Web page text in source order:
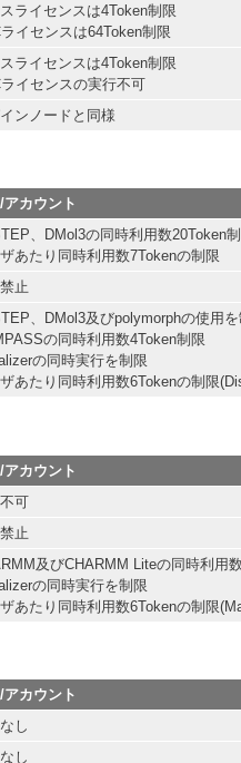
ライセンスは4Token制限
ライセンスは64Token制限
ライセンスは4Token制限
ライセンスの実行不可
ンノードと同様
アカウント
、DMol3の同時利用数20Token
あたり同時利用数7Tokenの制限
止
、DMol3及びpolymorphの使用
の同時利用数4Token制限
の同時実行を制限
あたり同時利用数6Tokenの制限
アカウント
可
止
及びCHARMM Liteの同時利用
の同時実行を制限
あたり同時利用数6Tokenの制限
アカウント
し
し